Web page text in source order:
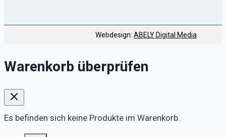
Webdesign: ABELY Digital Media
Warenkorb überprüfen
Es befinden sich keine Produkte im Warenkorb.